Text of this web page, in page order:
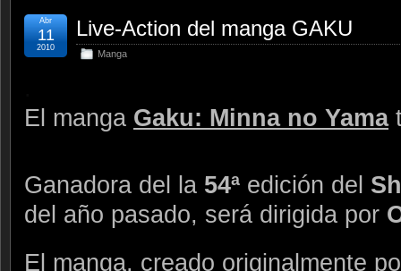
Live-Action del manga GAKU
Manga
Abr
11
2010
El manga Gaku: Minna no Yama
Ganadora del la 54ª edición del
del año pasado, será dirigida por
El manga, creado originalmente